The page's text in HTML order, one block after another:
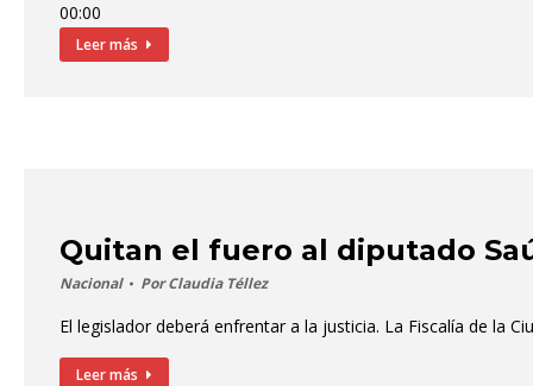
00:00
00:00
00:00
Leer más
Quitan el fuero al diputado
Nacional PorClaudia Téllez
El legislador deberá enfrentar a la justicia. La Fiscalía de la
Leer más